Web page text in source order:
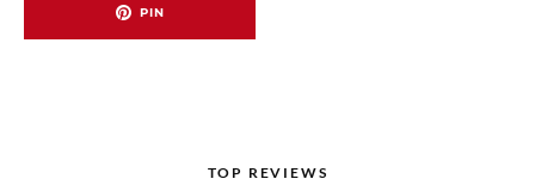
PIN
TOP REVIEWS